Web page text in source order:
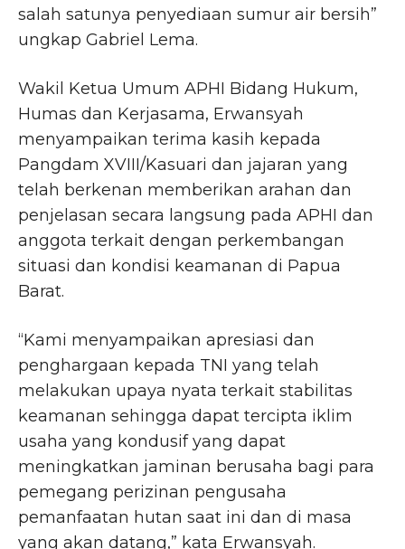
salah satunya penyediaan sumur air bersih”
ungkap Gabriel Lema.
Wakil Ketua Umum APHI Bidang Hukum,
Humas dan Kerjasama, Erwansyah
menyampaikan terima kasih kepada
Pangdam XVIII/Kasuari dan jajaran yang
telah berkenan memberikan arahan dan
penjelasan secara langsung pada APHI dan
anggota terkait dengan perkembangan
situasi dan kondisi keamanan di Papua
Barat.
“Kami menyampaikan apresiasi dan
penghargaan kepada TNI yang telah
melakukan upaya nyata terkait stabilitas
keamanan sehingga dapat tercipta iklim
usaha yang kondusif yang dapat
meningkatkan jaminan berusaha bagi para
pemegang perizinan pengusaha
pemanfaatan hutan saat ini dan di masa
yang akan datang,” kata Erwansyah.